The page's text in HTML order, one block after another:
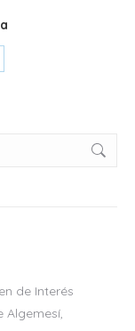
de Interés
Algemesí,